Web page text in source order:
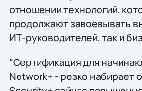
отношении технологий,
продолжают завоевывать
ИТ-руководителей, так и
"Сертификация для
Network+ - резко набирает